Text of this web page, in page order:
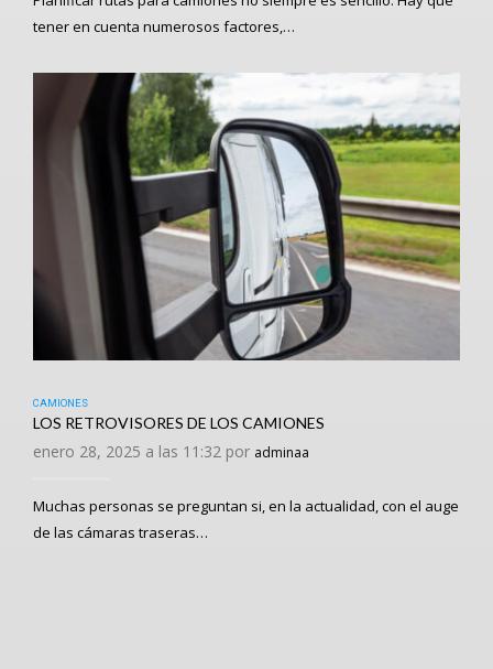
tener en cuenta numerosos factores,…
CAMIONES
LOS RETROVISORES DE LOS CAMIONES
enero 28, 2025 a las 11:32 por adminaa
Muchas personas se preguntan si, en la actualidad, con el auge
de las cámaras traseras…